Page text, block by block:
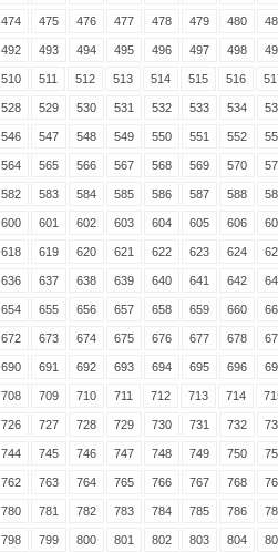
474 475 476 477 478 479 480
492 493 494 495 496 497 498
510 511 512 513 514 515 516
528 529 530 531 532 533 534
546 547 548 549 550 551 552
564 565 566 567 568 569 570
582 583 584 585 586 587 588
600 601 602 603 604 605 606
618 619 620 621 622 623 624
636 637 638 639 640 641 642
654 655 656 657 658 659 660
672 673 674 675 676 677 678
690 691 692 693 694 695 696
708 709 710 711 712 713 714
726 727 728 729 730 731 732
744 745 746 747 748 749 750
762 763 764 765 766 767 768
780 781 782 783 784 785 786
798 799 800 801 802 803 804